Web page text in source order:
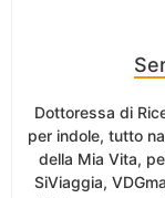
Dottoressa di
per indole, tutto
della Mia Vita,
SiViaggia,